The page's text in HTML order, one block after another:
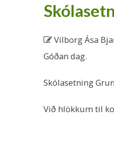
Vilborg Ása
Góðan dag.
Skólasetning
Við hlökkum til